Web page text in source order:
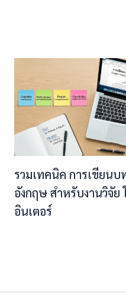
รวมเทคนิค การเขียน
อังกฤษ สำหรับงานวิจัย
อินเตอร์